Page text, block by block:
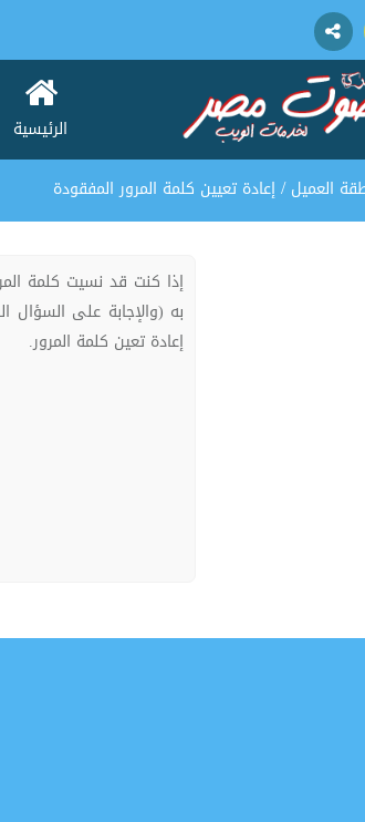
الرئيسية
العميل/ إعادة تعيين كلمة المرور المفقودة
إذا كنت قد نسيت كلمة
به (والإجابة على
إعادة تعين كلمة المرور.